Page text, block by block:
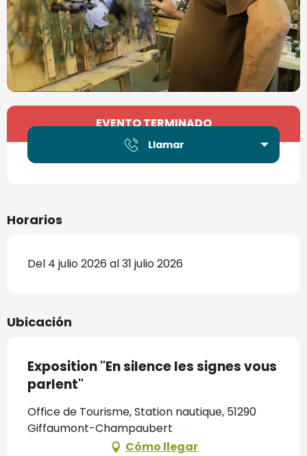
Horarios y datos de contacto
EVENTO TERMINADO
Llamar
Horarios
Del 4 julio 2026 al 31 julio 2026
Ubicación
Exposition "En silence les signes vous
parlent"
Office de Tourisme, Station nautique, 51290
Giffaumont-Champaubert
Cómo llegar